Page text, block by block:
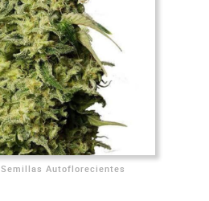
Semillas Autoflorecientes